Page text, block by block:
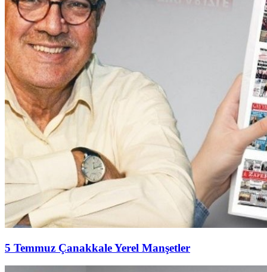
5 Temmuz Çanakkale Yerel Manşetler